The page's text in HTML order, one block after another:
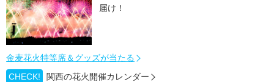
届け！
金麦花火特等席＆グッズが当たる
CHECK!
関西の花火開催カレンダー